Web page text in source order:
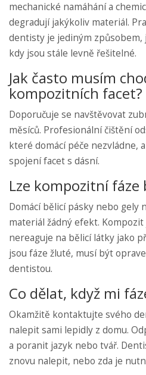
mechanické namáhání a
degradují jakýkoliv materiál.
dentisty je jediným způsobem,
kdy jsou stále levně řešitelné.
Jak často musím
kompozitních facet?
Doporučuje se navštěvovat
měsíců. Profesionální čištění
které domácí péče nezvládne,
spojení facet s dásní.
Lze kompozitní fáze
Domácí bělicí pásky nebo gely
materiál žádný efekt.
nereaguje na bělicí látky jako
jsou fáze žluté, musí být
dentistou.
Co dělat, když mi
Okamžitě kontaktujte svého
nalepit sami lepidly z domu.
a poranit jazyk nebo tvář.
znovu nalepit, nebo zda je